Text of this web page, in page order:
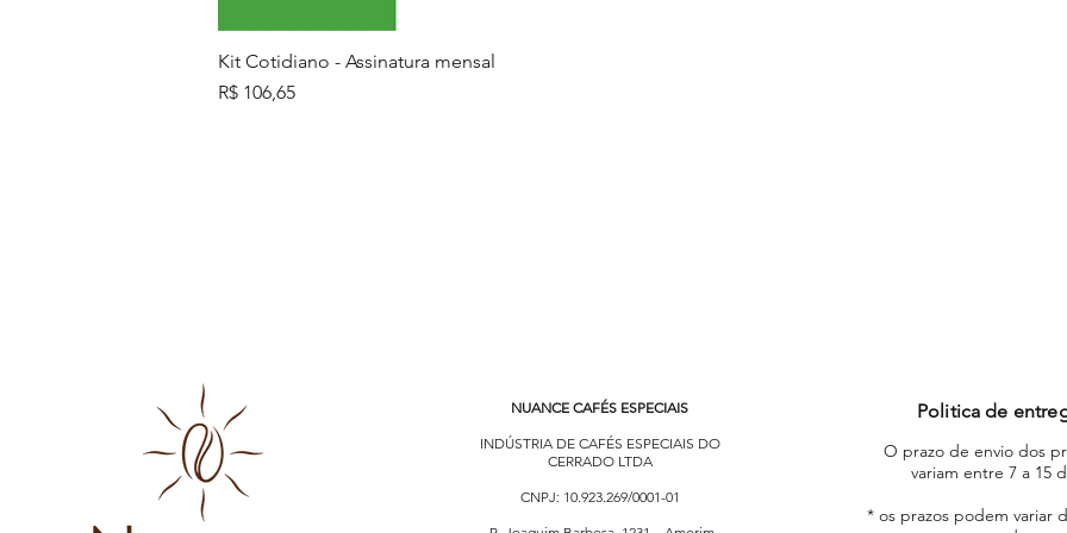
Kit Cotidiano - Assinatura mensal
Preço
R$ 106,65
NUANCE CAFÉS ESPECIAIS
INDÚSTRIA DE CAFÉS ESPECIAIS DO
CERRADO LTDA
CNPJ: 10.923.269/0001-01
Politica de
O prazo de envio dos
variam entre 7 a 15
* os prazos podem variar